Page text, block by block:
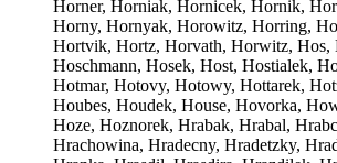
Horner, Horniak, Hornicek, Hornik,
Horny, Hornyak, Horowitz, Horring,
Hortvik, Hortz, Horvath, Horwitz, Hos,
Hoschmann, Hosek, Host, Hostialek,
Hotmar, Hotovy, Hotowy, Hottarek,
Houbes, Houdek, House, Hovorka,
Hoze, Hoznorek, Hrabak, Hrabal,
Hrachowina, Hradecny, Hradetzky,